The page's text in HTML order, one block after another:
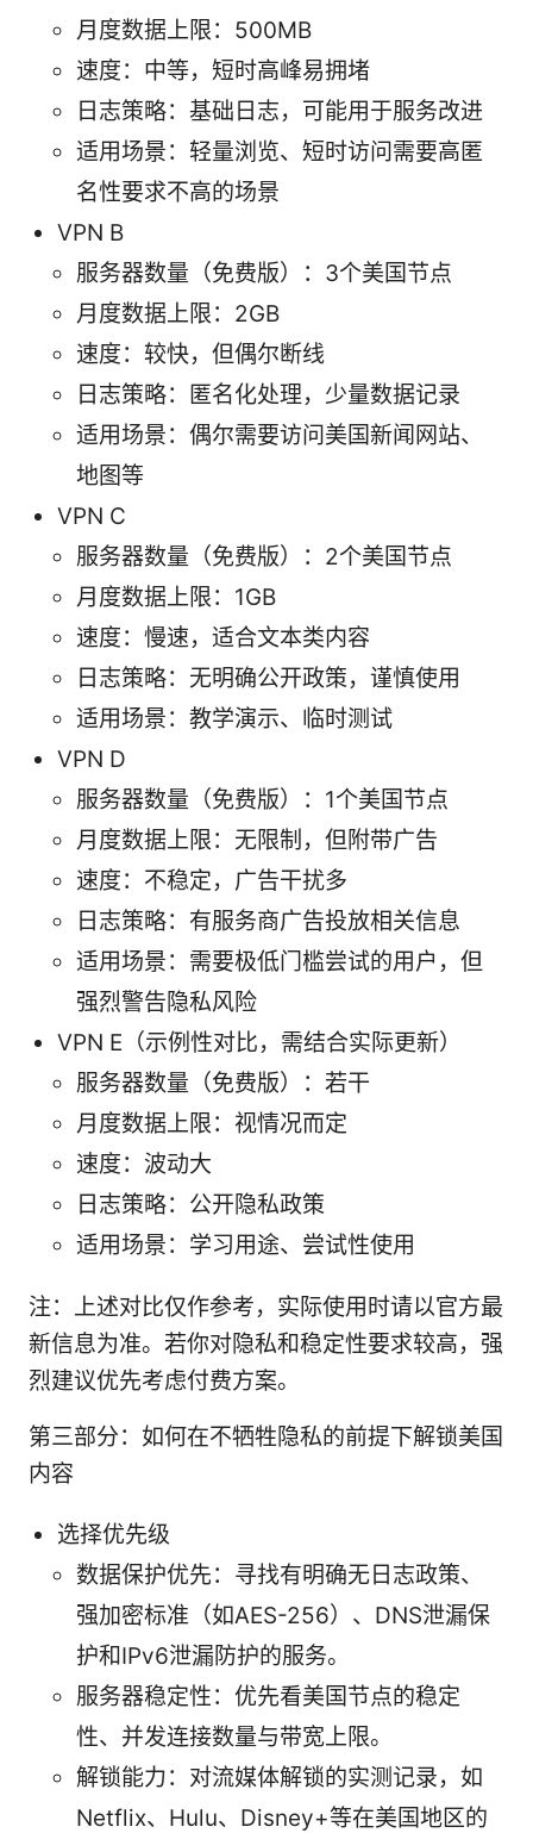
月度数据上限：500MB
速度：中等，短时高峰易拥堵
日志策略：基础日志，可能用于服务改进
适用场景：轻量浏览、短时访问需要高匿
名性要求不高的场景
VPN B
服务器数量（免费版）：3个美国节点
月度数据上限：2GB
速度：较快，但偶尔断线
日志策略：匿名化处理，少量数据记录
适用场景：偶尔需要访问美国新闻网站、
地图等
VPN C
服务器数量（免费版）：2个美国节点
月度数据上限：1GB
速度：慢速，适合文本类内容
日志策略：无明确公开政策，谨慎使用
适用场景：教学演示、临时测试
VPN D
服务器数量（免费版）：1个美国节点
月度数据上限：无限制，但附带广告
速度：不稳定，广告干扰多
日志策略：有服务商广告投放相关信息
适用场景：需要极低门槛尝试的用户，但
强烈警告隐私风险
VPN E（示例性对比，需结合实际更新）
服务器数量（免费版）：若干
月度数据上限：视情况而定
速度：波动大
日志策略：公开隐私政策
适用场景：学习用途、尝试性使用
注：上述对比仅作参考，实际使用时请以官方最
新信息为准。若你对隐私和稳定性要求较高，强
烈建议优先考虑付费方案。
第三部分：如何在不牺牲隐私的前提下解锁美国
内容
选择优先级
数据保护优先：寻找有明确无日志政策、
强加密标准（如AES-256）、DNS泄漏保
护和IPv6泄漏防护的服务。
服务器稳定性：优先看美国节点的稳定
性、并发连接数量与带宽上限。
解锁能力：对流媒体解锁的实测记录，如
Netflix、Hulu、Disney+等在美国地区的